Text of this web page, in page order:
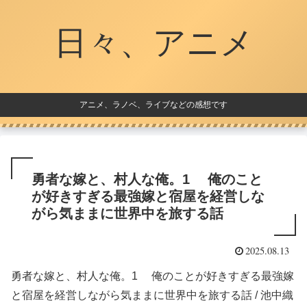
日々、アニメ
アニメ、ラノベ、ライブなどの感想です
勇者な嫁と、村人な俺。1 俺のこと
が好きすぎる最強嫁と宿屋を経営しな
がら気ままに世界中を旅する話
2025.08.13
勇者な嫁と、村人な俺。1 俺のことが好きすぎる最強嫁
と宿屋を経営しながら気ままに世界中を旅する話 / 池中織